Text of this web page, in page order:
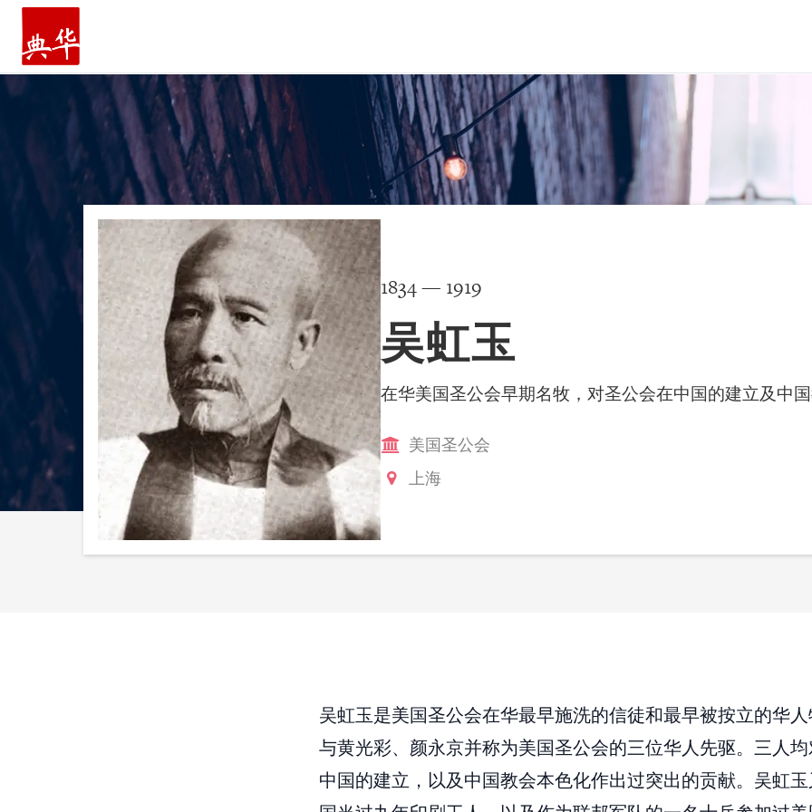
主页
1834 — 1919
吴虹玉
在华美国圣公会早期名牧，对圣公会在中国的建立及中
美国圣公会
上海
吴虹玉是美国圣公会在华最早施洗的信徒和最早被按立的华
与黄光彩、颜永京并称为美国圣公会的三位华人先驱。三人
中国的建立，以及中国教会本色化作出过突出的贡献。吴虹